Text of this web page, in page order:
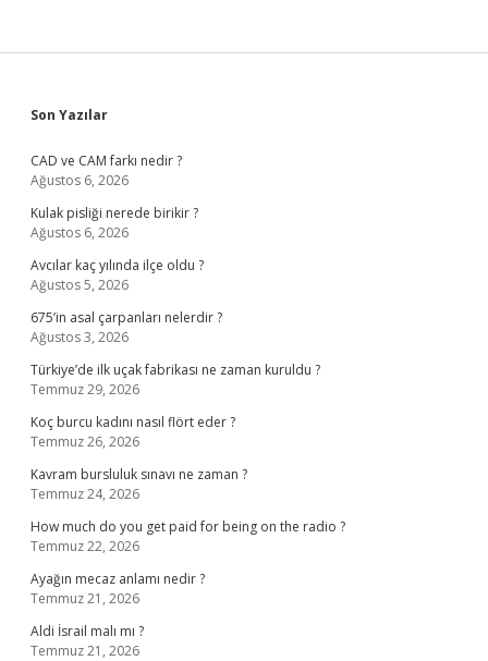
Sidebar
Son Yazılar
CAD ve CAM farkı nedir ?
Ağustos 6, 2026
Kulak pisliği nerede birikir ?
Ağustos 6, 2026
Avcılar kaç yılında ilçe oldu ?
Ağustos 5, 2026
675’in asal çarpanları nelerdir ?
Ağustos 3, 2026
Türkiye’de ilk uçak fabrikası ne zaman kuruldu ?
Temmuz 29, 2026
Koç burcu kadını nasıl flört eder ?
Temmuz 26, 2026
Kavram bursluluk sınavı ne zaman ?
Temmuz 24, 2026
How much do you get paid for being on the radio ?
Temmuz 22, 2026
Ayağın mecaz anlamı nedir ?
Temmuz 21, 2026
Aldi İsrail malı mı ?
Temmuz 21, 2026